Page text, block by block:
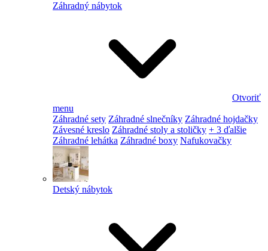
Záhradný nábytok
Otvoriť
menu
Záhradné sety Záhradné slnečníky Záhradné hojdačky
Závesné kreslo Záhradné stoly a stoličky + 3 ďalšie
Záhradné lehátka Záhradné boxy Nafukovačky
Detský nábytok